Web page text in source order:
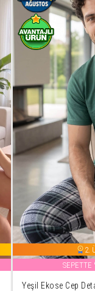
2.
SEPETTE
Yeşil Ekose Cep